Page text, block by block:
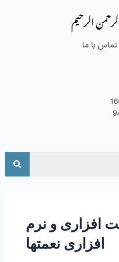
الرحیم
تماس با ما
افزاری و نرم
افزاری نعمتها